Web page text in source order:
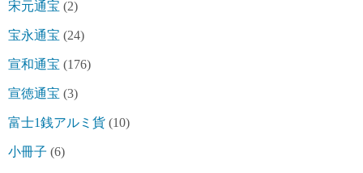
宋元通宝 (2)
宝永通宝 (24)
宣和通宝 (176)
宣徳通宝 (3)
富士1銭アルミ貨 (10)
小冊子 (6)